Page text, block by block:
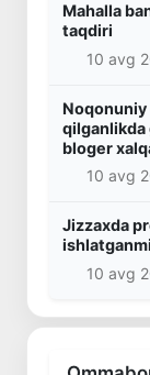
Mahalla
taqdiri
10 avg
qilganlikda
bloger
10 avg
Jizzaxda
10 avg